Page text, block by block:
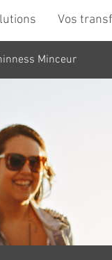
Vos
Minceur